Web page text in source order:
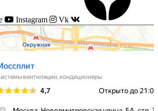
Instagram Vk
в Москве